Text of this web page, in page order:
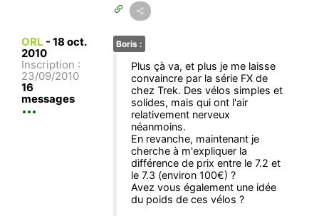
ORL - 18 oct.
2010
Inscription :
23/09/2010
16
messages
Boris :
Plus çà va, et plus je me laisse
convaincre par la série FX de
chez Trek. Des vélos simples et
solides, mais qui ont l'air
relativement nerveux
néanmoins.
En revanche, maintenant je
cherche à m'expliquer la
différence de prix entre le 7.2 et
le 7.3 (environ 100€) ?
Avez vous également une idée
du poids de ces vélos ?